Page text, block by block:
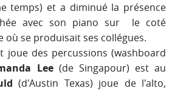
temps) et a diminué la présence
avec son piano sur le coté
où se produisait ses collégues.
joue des percussions (washboard
Lee(de Singapour) est au
(d'Austin Texas) joue de l'alto,